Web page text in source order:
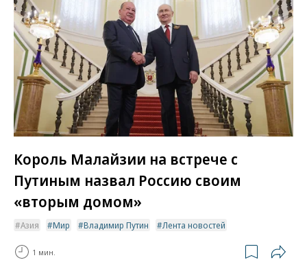
Король Малайзии на встрече с
Путиным назвал Россию своим
«вторым домом»
Азия Мир Владимир Путин Лента новостей
1 мин.